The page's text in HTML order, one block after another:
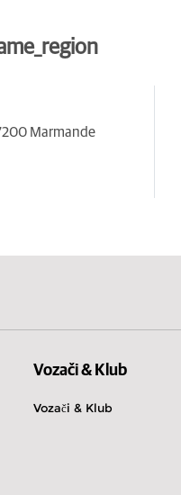
Marmande
Vozači & Klub
Vozači & Klub